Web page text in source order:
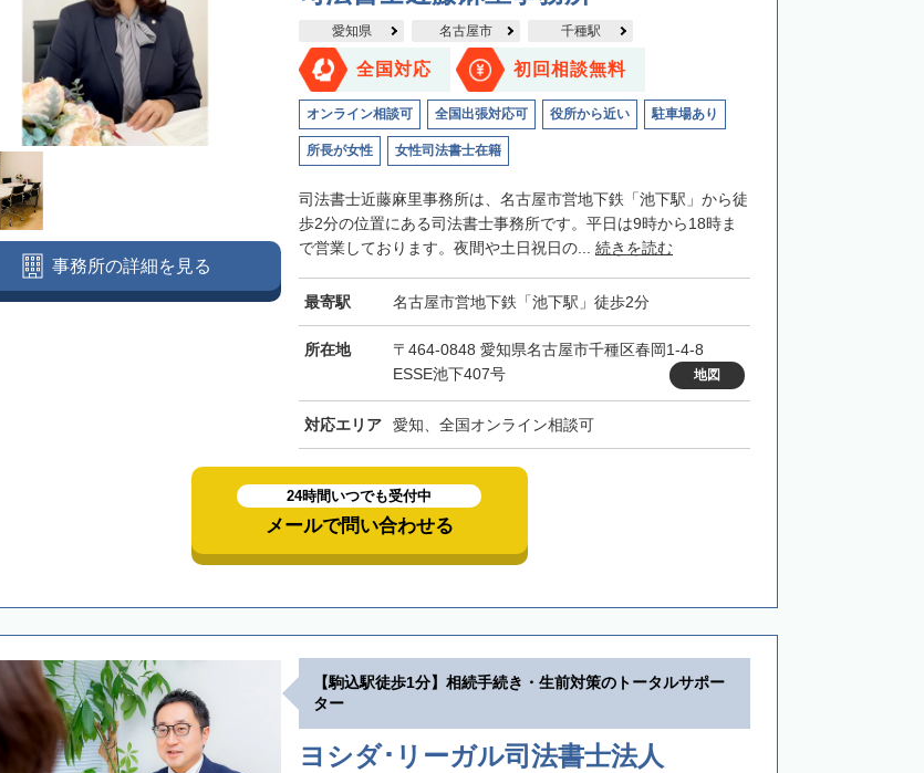
愛知県 名古屋市 千種駅
全国対応 初回相談無料
オンライン相談可 全国出張対応可 役所から近い 駐車場あり
所長が女性 女性司法書士在籍
司法書士近藤麻里事務所は、名古屋市営地下鉄「池下駅」から徒
歩2分の位置にある司法書士事務所です。平日は9時から18時ま
で営業しております。夜間や土日祝日の... 続きを読む
最寄駅 名古屋市営地下鉄「池下駅」徒歩2分
所在地
〒464-0848 愛知県名古屋市千種区春岡1-4-8
ESSE池下407号
地図
対応エリア 愛知、全国オンライン相談可
事務所の詳細を見る
24時間いつでも受付中
メールで問い合わせる
【駒込駅徒歩1分】相続手続き・生前対策のトータルサポー
ター
ヨシダ･リーガル司法書士法人